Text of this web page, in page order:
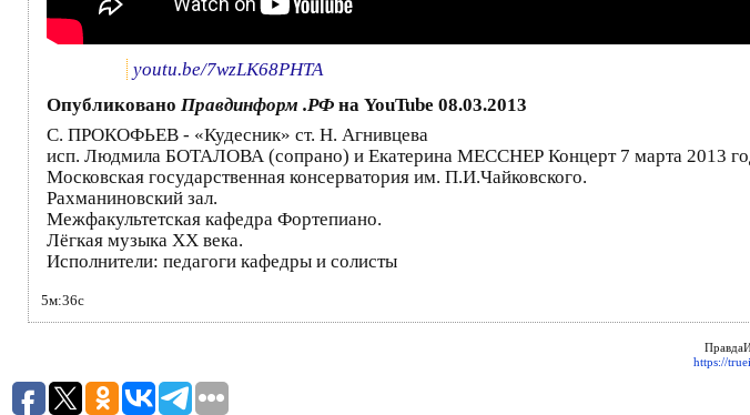
youtu.be/7wzLK68PHTA
Опубликовано Правдинформ .РФ на YouTube 08.03.2013
С. ПРОКОФЬЕВ - «Кудесник» ст. Н. Агнивцева
исп. Людмила БОТАЛОВА (сопрано) и Екатерина МЕССНЕР Концерт 7 марта 2013
Московская государственная консерватория им. П.И.Чайковского.
Рахманиновский зал.
Межфакультетская кафедра Фортепиано.
Лёгкая музыка XX века.
Исполнители: педагоги кафедры и солисты
5м:36с
https://